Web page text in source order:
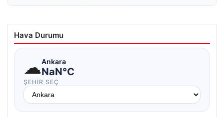
Hava Durumu
☁Ankara
NaN°C
ŞEHIR SEÇ